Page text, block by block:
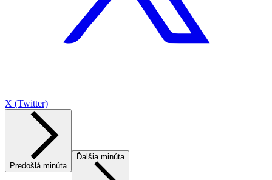
X (Twitter)
Predošlá minúta
Ďalšia minúta